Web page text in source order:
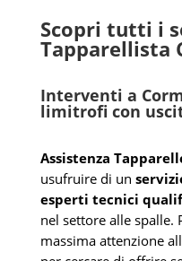
Scopri tutti i
Tapparellista
Interventi a
limitrofi con
Assistenza
usufruire di un
esperti tecnici
nel settore alle
massima attenzione